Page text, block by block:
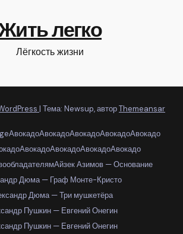
легко
Лёгкость жизни
| Тема: Newsup, авторThemeansar
АвокадоАвокадоАвокадоАвокадоАвокадо
АвокадоАвокадоАвокадоАвокадо
Айзек Азимов — Основание
Дюма — Граф Монте-Кристо
Дюма — Три мушкетёра
Пушкин — Евгений Онегин
Пушкин — Евгений Онегин